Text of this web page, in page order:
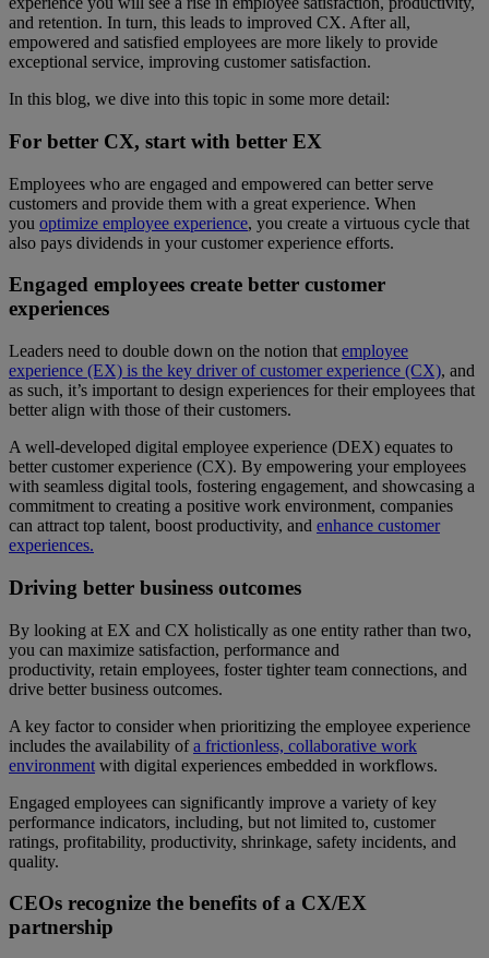
and retention. In turn, this leads to improved CX. After all,
empowered and satisfied employees are more likely to provide
exceptional service, improving customer satisfaction.
In this blog, we dive into this topic in some more detail:
For better CX, start with better EX
Employees who are engaged and empowered can better serve
customers and provide them with a great experience. When
you optimize employee experience, you create a virtuous cycle that
also pays dividends in your customer experience efforts.
Engaged employees create better customer
experiences
Leaders need to double down on the notion that employee
experience (EX) is the key driver of customer experience (CX), and
as such, it’s important to design experiences for their employees that
better align with those of their customers.
A well-developed digital employee experience (DEX) equates to
better customer experience (CX). By empowering your employees
with seamless digital tools, fostering engagement, and showcasing a
commitment to creating a positive work environment, companies
can attract top talent, boost productivity, and enhance customer
experiences.
Driving better business outcomes
By looking at EX and CX holistically as one entity rather than two,
you can maximize satisfaction, performance and
productivity, retain employees, foster tighter team connections, and
drive better business outcomes.
A key factor to consider when prioritizing the employee experience
includes the availability ofa frictionless, collaborative work
environment with digital experiences embedded in workflows.
Engaged employees can significantly improve a variety of key
performance indicators, including, but not limited to, customer
ratings, profitability, productivity, shrinkage, safety incidents, and
quality.
CEOs recognize the benefits of a CX/EX
partnership